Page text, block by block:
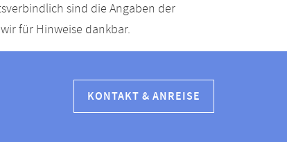
sind die Angaben der
für Hinweise dankbar.
KONTAKT & ANREISE